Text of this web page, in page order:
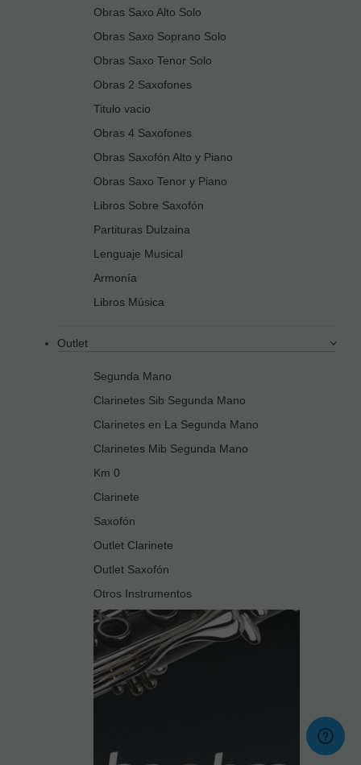
Obras Saxo Alto Solo
Obras Saxo Soprano Solo
Obras Saxo Tenor Solo
Obras 2 Saxofones
Titulo vacio
Obras 4 Saxofones
Obras Saxofón Alto y Piano
Obras Saxo Tenor y Piano
Libros Sobre Saxofón
Partituras Dulzaina
Lenguaje Musical
Armonía
Libros Música
Outlet
Segunda Mano
Clarinetes Sib Segunda Mano
Clarinetes en La Segunda Mano
Clarinetes Mib Segunda Mano
Km 0
Clarinete
Saxofón
Outlet Clarinete
Outlet Saxofón
Otros Instrumentos